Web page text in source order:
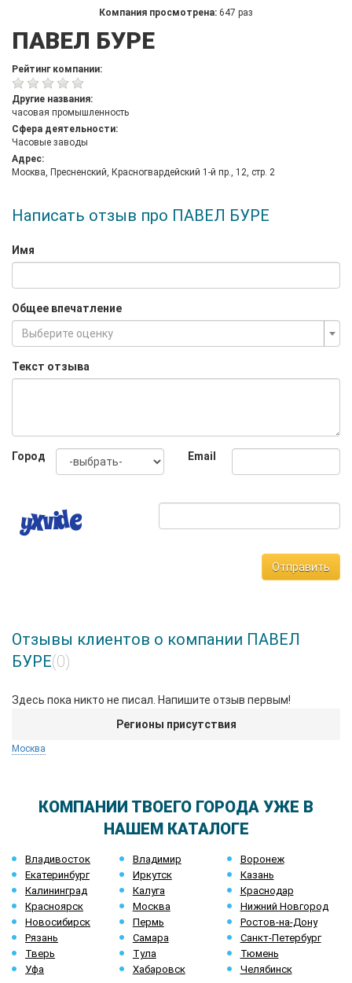
Компания просмотрена: 647 раз
ПАВЕЛ БУРЕ
Рейтинг компании:
Другие названия:
часовая промышленность
Сфера деятельности:
Часовые заводы
Адрес:
Москва, Пресненский, Красногвардейский 1-й пр., 12, стр. 2
Написать отзыв про ПАВЕЛ БУРЕ
Имя
Общее впечатление
Выберите оценку
Текст отзыва
Город Email
Отправить
Отзывы клиентов о компании ПАВЕЛ
БУРЕ(0)
Здесь пока никто не писал. Напишите отзыв первым!
Регионы присутствия
Москва
КОМПАНИИ ТВОЕГО ГОРОДА УЖЕ В
НАШЕМ КАТАЛОГЕ
Владивосток Владимир
Воронеж
Екатеринбург
Иркутск
Казань
Калининград
Калуга
Краснодар
Красноярск
Москва
Нижний Новгород
Новосибирск
Пермь
Ростов-на-Дону
Рязань
Самара
Санкт-Петербург
Тверь
Тула
Тюмень
Уфа
Хабаровск Челябинск